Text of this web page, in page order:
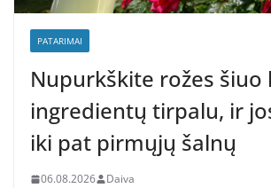
PATARIMAI
Nupurkškite rožes šiuo
ingredientų tirpalu, ir
iki pat pirmųjų šalnų
06.08.2026 Daiva